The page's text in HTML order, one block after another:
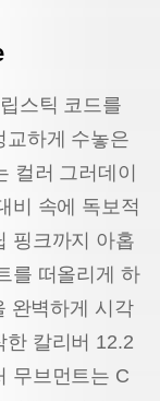
스틱 코드를
교하게 수놓은
컬러 그러데이
비 속에 독보적
핑크까지 아홉
를 떠올리게 하
완벽하게 시각
한 칼리버 12.2
무브먼트는 C